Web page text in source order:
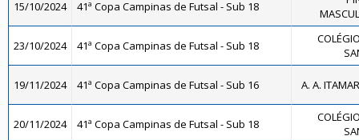
15/10/2024 41ª Copa Campinas de Futsal - Sub 18
23/10/2024 41ª Copa Campinas de Futsal - Sub 18
19/11/2024 41ª Copa Campinas de Futsal - Sub 16 A. A.
20/11/2024 41ª Copa Campinas de Futsal - Sub 18